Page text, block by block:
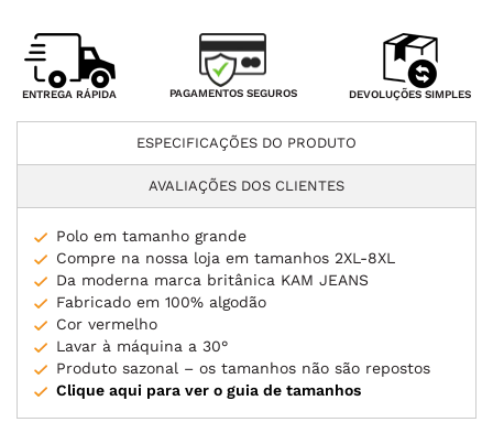
ENTREGA RÁPIDA PAGAMENTOS SEGUROS DEVOLUÇÕES SIMPLES
ESPECIFICAÇÕES DO PRODUTO
AVALIAÇÕES DOS CLIENTES
Polo em tamanho grande
Compre na nossa loja em tamanhos 2XL-8XL
Da moderna marca britânica KAM JEANS
Fabricado em 100% algodão
Cor vermelho
Lavar à máquina a 30°
Produto sazonal – os tamanhos não são repostos
Clique aqui para ver o guia de tamanhos